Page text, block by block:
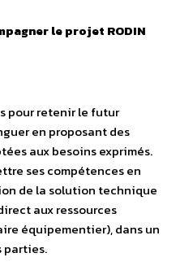
le projet RODIN
pour retenir le futur
en proposant des
aux besoins exprimés.
ses compétences en
de la solution technique
aux ressources
équipementier), dans un
parties.